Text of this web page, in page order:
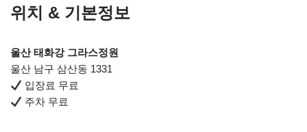
위치 & 기본정보
울산 태화강 그라스정원
울산 남구 삼산동 1331
입장료 무료
주차 무료